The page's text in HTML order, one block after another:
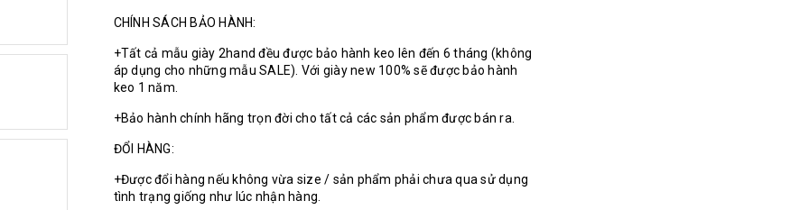
CHÍNH SÁCH BẢO HÀNH:
+Tất cả mẫu giày 2hand đều được bảo hành keo lên đến 6 tháng (không
áp dụng cho những mẫu SALE). Với giày new 100% sẽ được bảo hành
keo 1 năm.
+Bảo hành chính hãng trọn đời cho tất cả các sản phẩm được bán ra.
ĐỔI HÀNG:
+Được đổi hàng nếu không vừa size / sản phẩm phải chưa qua sử dụng
tình trạng giống như lúc nhận hàng.